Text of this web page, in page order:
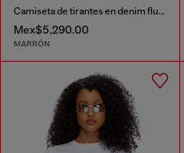
Camiseta de tirantes en denim fluido con lavado oscuro
Mex$5,290.00
MARRÓN